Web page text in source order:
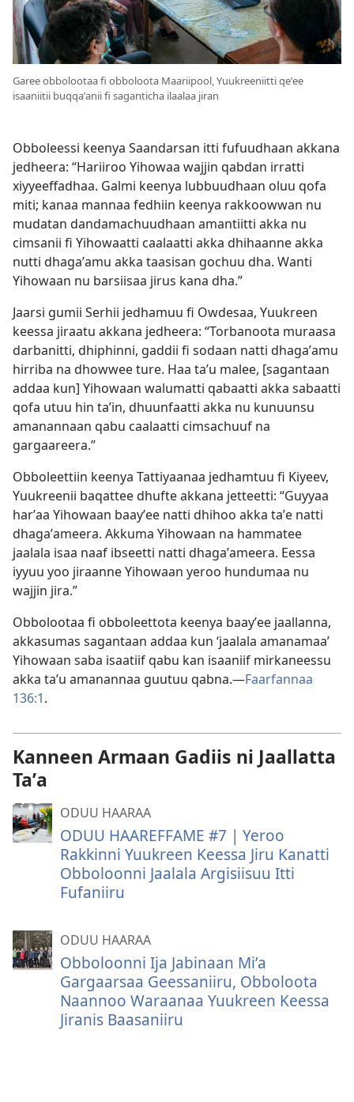
Garee obbolootaa fi obboloota Maariipool, Yuukreeniitti qeʼee
isaaniitii buqqaʼanii fi saganticha ilaalaa jiran
Obboleessi keenya Saandarsan itti fufuudhaan akkana
jedheera: “Hariiroo Yihowaa wajjin qabdan irratti
xiyyeeffadhaa. Galmi keenya lubbuudhaan oluu qofa
miti; kanaa mannaa fedhiin keenya rakkoowwan nu
mudatan dandamachuudhaan amantiitti akka nu
cimsanii fi Yihowaatti caalaatti akka dhihaanne akka
nutti dhagaʼamu akka taasisan gochuu dha. Wanti
Yihowaan nu barsiisaa jirus kana dha.”
Jaarsi gumii Serhii jedhamuu fi Owdesaa, Yuukreen
keessa jiraatu akkana jedheera: “Torbanoota muraasa
darbanitti, dhiphinni, gaddii fi sodaan natti dhagaʼamu
hirriba na dhowwee ture. Haa taʼu malee, [sagantaan
addaa kun] Yihowaan walumatti qabaatti akka sabaatti
qofa utuu hin taʼin, dhuunfaatti akka nu kunuunsu
amanannaan qabu caalaatti cimsachuuf na
gargaareera.”
Obboleettiin keenya Tattiyaanaa jedhamtuu fi Kiyeev,
Yuukreenii baqattee dhufte akkana jetteetti: “Guyyaa
harʼaa Yihowaan baayʼee natti dhihoo akka taʼe natti
dhagaʼameera. Akkuma Yihowaan na hammatee
jaalala isaa naaf ibseetti natti dhagaʼameera. Eessa
iyyuu yoo jiraanne Yihowaan yeroo hundumaa nu
wajjin jira.”
Obbolootaa fi obboleettota keenya baayʼee jaallanna,
akkasumas sagantaan addaa kun ‘jaalala amanamaa’
Yihowaan saba isaatiif qabu kan isaaniif mirkaneessu
akka taʼu amanannaa guutuu qabna.—Faarfannaa
136:1.
Kanneen Armaan Gadiis ni Jaallatta
Taʼa
ODUU HAARAA
ODUU HAAREFFAME #7 | Yeroo
Rakkinni Yuukreen Keessa Jiru Kanatti
Obboloonni Jaalala Argisiisuu Itti
Fufaniiru
ODUU HAARAA
Obboloonni Ija Jabinaan Miʼa
Gargaarsaa Geessaniiru, Obboloota
Naannoo Waraanaa Yuukreen Keessa
Jiranis Baasaniiru